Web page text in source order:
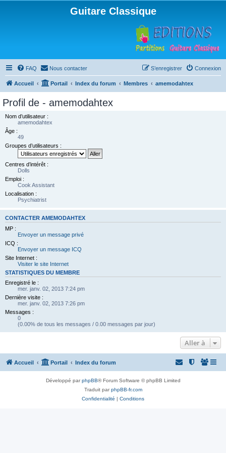
Guitare Classique
FAQ Nous contacter Connexion
S’enregistrer
Accueil Portail Index du forum Membres amemodahtex
Profil de - amemodahtex
Nom d’utilisateur :
amemodahtex
Âge :
49
Groupes d’utilisateurs :
Centres d’intérêt :
Dolls
Emploi :
Cook Assistant
Localisation :
Psychiatrist
CONTACTER AMEMODAHTEX
MP :
Envoyer un message privé
ICQ :
Envoyer un message ICQ
Site Internet :
Visiter le site Internet
STATISTIQUES DU MEMBRE
Enregistré le :
mer. janv. 02, 2013 7:24 pm
Dernière visite :
mer. janv. 02, 2013 7:26 pm
Messages :
0
(0.00% de tous les messages / 0.00 messages par jour)
Aller à
Accueil Portail Index du forum
Développé parphpBB® Forum Software © phpBB Limited
Traduit parphpBB-fr.com
Confidentialité | Conditions